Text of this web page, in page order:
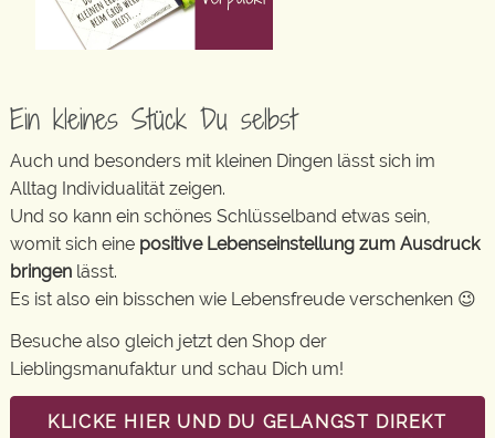
Ein kleines Stück Du selbst
Auch und besonders mit kleinen Dingen lässt sich im
Alltag Individualität zeigen.
Und so kann ein schönes Schlüsselband etwas sein,
womit sich eine positive Lebenseinstellung zum Ausdruck
bringen lässt.
Es ist also ein bisschen wie Lebensfreude verschenken 😉
Besuche also gleich jetzt den Shop der
Lieblingsmanufaktur und schau Dich um!
KLICKE HIER UND DU GELANGST DIREKT